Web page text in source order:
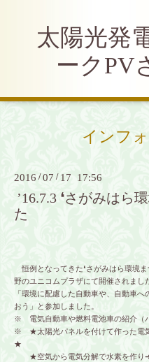
太陽光発
ークPV
インフ
2016 /07 / 17 17:56
’16.7.3 ❛さがみはら
た
恒例となってきた❛さがみはら環境
野のユニコムプラザにて開催されまし
「環境に配慮した自動車や、自動車
おう」と参加しました。
※ 電気自動車や燃料電池車の紹介（
※ ★太陽光パネルを付けて作った電
★
★空気から電気分解で水素を作り➜